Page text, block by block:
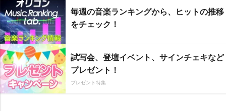
毎週の音楽ランキングから、ヒットの推移
をチェック！
試写会、登壇イベント、サインチェキなど
プレゼント！
プレゼント特集